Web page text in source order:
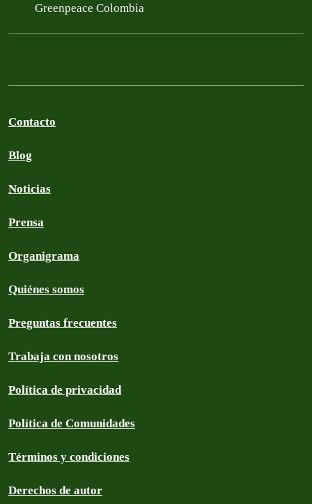
Greenpeace Colombia
Contacto
Blog
Noticias
Prensa
Organigrama
Quiénes somos
Preguntas frecuentes
Trabaja con nosotros
Política de privacidad
Política de Comunidades
Términos y condiciones
Derechos de autor